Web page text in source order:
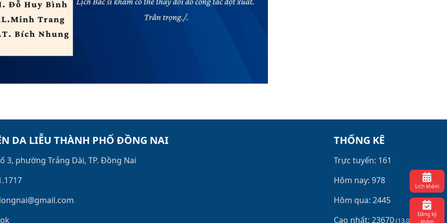
DA LIỄU THÀNH PHỐ ĐỒNG NAI
3, phường Trảng Dài, TP. Đồng Nai
THỐNG KÊ
Trực tuyến: 161
Hôm nay: 978
Hôm qua: 2445
Cao nhất: 23670(13.06.26)
Lịch khám
Đăng ký
khám